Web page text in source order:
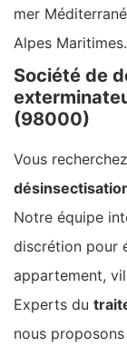
mer
Alpes Maritimes.
Société de
(98000)
Vous
Notre équipe
discrétion pour
appartement,
Experts du
nous